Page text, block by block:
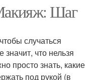
Шаг
случаться
что нельзя
просто знать, какие
под рукой (в